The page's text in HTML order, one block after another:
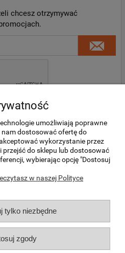
chcesz otrzymywać
O NAS
KONTO
O PRODUKTACH
umożliwiają poprawne
nam dostosować ofertę do
wykorzystanie przez
do sklepu lub dostosować
wybierając opcję "Dostosuj
w naszej Polityce
tylko niezbędne
zgody